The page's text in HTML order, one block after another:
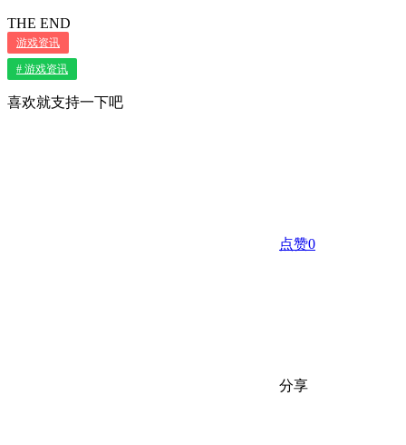
THE END
游戏资讯
# 游戏资讯
喜欢就支持一下吧
点赞0
分享